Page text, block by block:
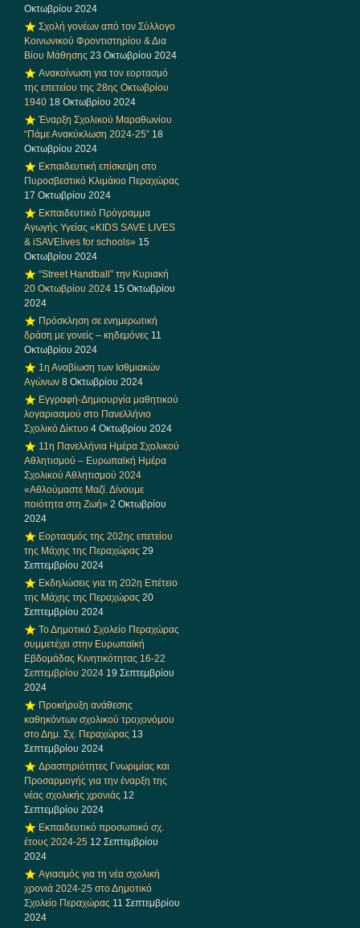
Οκτωβρίου 2024
Σχολή γονέων από τον Σύλλογο
Κοινωνικού Φροντιστηρίου & Δια
Βίου Μάθησης 23 Οκτωβρίου 2024
Ανακοίνωση για τον εορτασμό
της επετείου της 28ης Οκτωβρίου
1940 18 Οκτωβρίου 2024
Έναρξη Σχολικού Μαραθωνίου
“Πάμε Ανακύκλωση 2024-25” 18
Οκτωβρίου 2024
Εκπαιδευτική επίσκεψη στο
Πυροσβεστικό Κλιμάκιο Περαχώρας
17 Οκτωβρίου 2024
Εκπαιδευτικό Πρόγραμμα
Αγωγής Υγείας «KIDS SAVE LIVES
& iSAVElives for schools» 15
Οκτωβρίου 2024
“Street Handball” την Κυριακή
20 Οκτωβρίου 2024 15 Οκτωβρίου
2024
Πρόσκληση σε ενημερωτική
δράση με γονείς – κηδεμόνες 11
Οκτωβρίου 2024
1η Αναβίωση των Ισθμιακών
Αγώνων 8 Οκτωβρίου 2024
Εγγραφή-Δημιουργία μαθητικού
λογαριασμού στο Πανελλήνιο
Σχολικό Δίκτυο 4 Οκτωβρίου 2024
11η Πανελλήνια Ημέρα Σχολικού
Αθλητισμού – Ευρωπαϊκή Ημέρα
Σχολικού Αθλητισμού 2024
«Αθλούμαστε Μαζί. Δίνουμε
ποιότητα στη Ζωή» 2 Οκτωβρίου
2024
Εορτασμός της 202ης επετείου
της Μάχης της Περαχώρας 29
Σεπτεμβρίου 2024
Εκδηλώσεις για τη 202η Επέτειο
της Μάχης της Περαχώρας 20
Σεπτεμβρίου 2024
Το Δημοτικό Σχολείο Περαχώρας
συμμετέχει στην Ευρωπαϊκή
Εβδομάδας Κινητικότητας 16-22
Σεπτεμβρίου 2024 19 Σεπτεμβρίου
2024
Προκήρυξη ανάθεσης
καθηκόντων σχολικού τροχονόμου
στο Δημ. Σχ. Περαχώρας 13
Σεπτεμβρίου 2024
Δραστηριότητες Γνωριμίας και
Προσαρμογής για την έναρξη της
νέας σχολικής χρονιάς 12
Σεπτεμβρίου 2024
Εκπαιδευτικό προσωπικό σχ.
έτους 2024-25 12 Σεπτεμβρίου
2024
Αγιασμός για τη νέα σχολική
χρονιά 2024-25 στο Δημοτικό
Σχολείο Περαχώρας 11 Σεπτεμβρίου
2024